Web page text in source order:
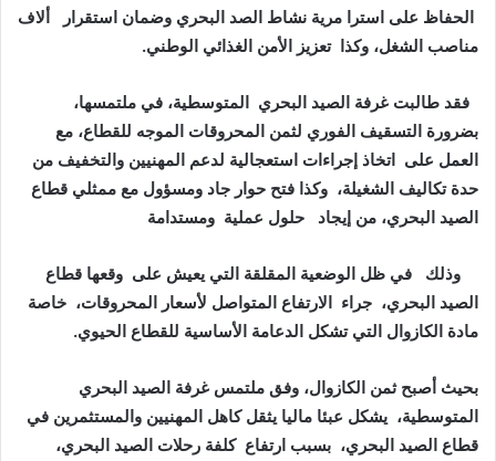
ا
الحفاظ على استرا مرية نشاط الصد البحري وضمان استقرار ألاف
مناصب الشغل، وكذا تعزيز الأمن الغذائي الوطني.
فقد طالبت غرفة الصيد البحري المتوسطية، في ملتمسها،
بضرورة التسقيف الفوري لثمن المحروقات الموجه للقطاع، مع
العمل على اتخاذ إجراءات استعجالية لدعم المهنيين والتخفيف من
حدة تكاليف الشغيلة، وكذا فتح حوار جاد ومسؤول مع ممثلي قطاع
الصيد البحري، من إيجاد حلول عملية ومستدامة
وذلك في ظل الوضعية المقلقة التي يعيش على وقعها قطاع
الصيد البحري، جراء الارتفاع المتواصل لأسعار المحروقات، خاصة
مادة الكازوال التي تشكل الدعامة الأساسية للقطاع الحيوي.
بحيث أصبح ثمن الكازوال، وفق ملتمس غرفة الصيد البحري
المتوسطية، يشكل عبئا ماليا يثقل كاهل المهنيين والمستثمرين في
قطاع الصيد البحري، بسبب ارتفاع كلفة رحلات الصيد البحري،